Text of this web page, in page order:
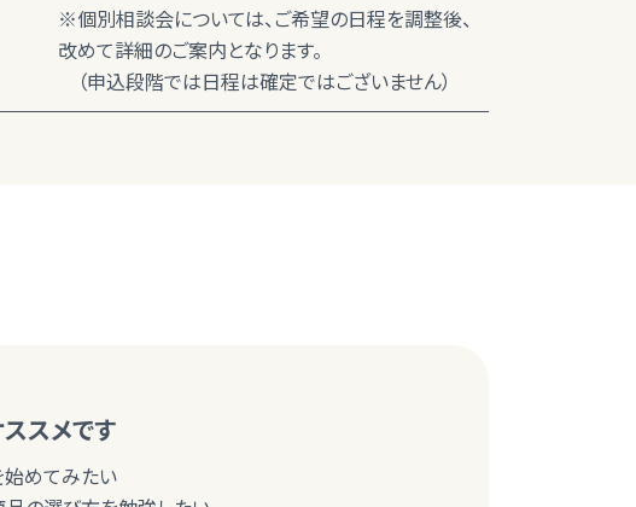
※個別相談会については、ご希望の日程を調整後、
改めて詳細のご案内となります。
（申込段階では日程は確定ではございません）
スメです
始めてみたい